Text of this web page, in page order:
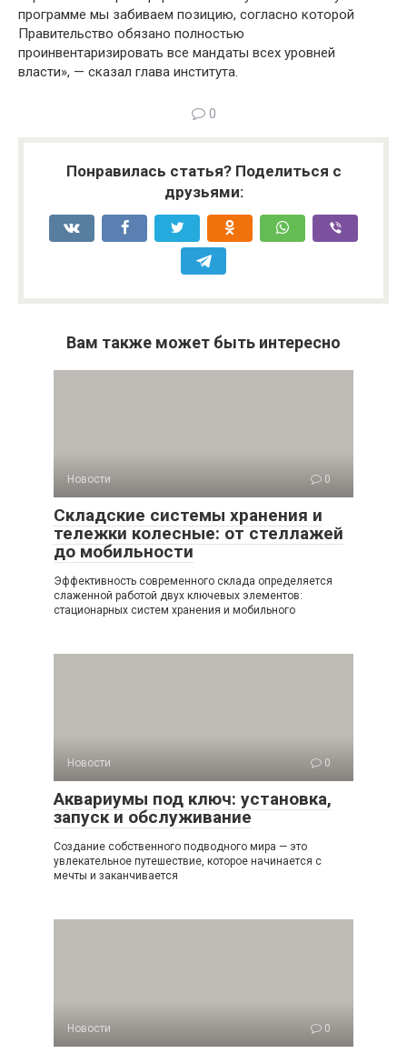
программе мы забиваем позицию, согласно которой
Правительство обязано полностью
проинвентаризировать все мандаты всех уровней
власти», — сказал глава института.
0
Понравилась статья? Поделиться с
друзьями:
Вам также может быть интересно
Новости 0
Складские системы хранения и
тележки колесные: от стеллажей
до мобильности
Эффективность современного склада определяется
слаженной работой двух ключевых элементов:
стационарных систем хранения и мобильного
Новости 0
Аквариумы под ключ: установка,
запуск и обслуживание
Создание собственного подводного мира — это
увлекательное путешествие, которое начинается с
мечты и заканчивается
Новости 0